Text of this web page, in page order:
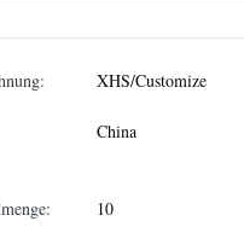
XHS/Customize
China
10